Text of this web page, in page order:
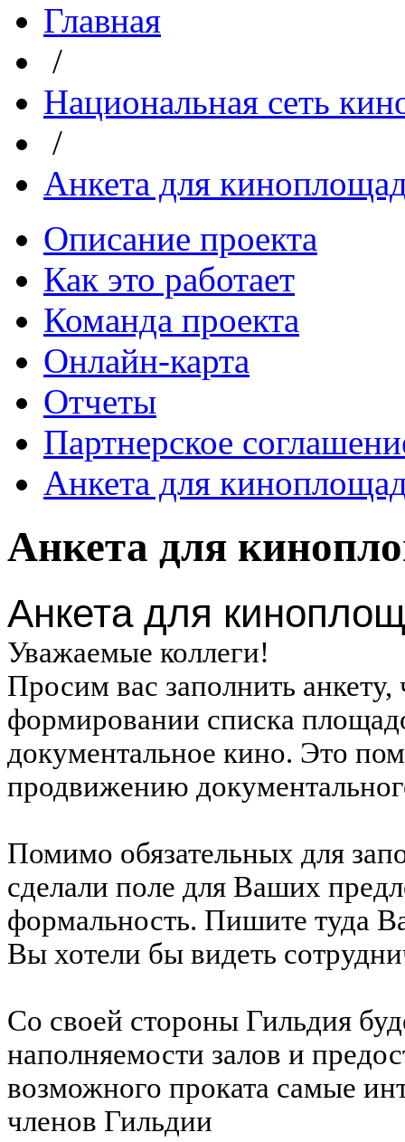
Главная
/
Национальная сеть
/
Анкета для
Описание проекта
Как это работает
Команда проекта
Онлайн-карта
Отчеты
Партнерское
Анкета для
Анкета для